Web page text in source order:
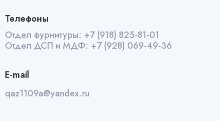
Телефоны
Отдел фурнитуры: +7 (918) 825-81-01
Отдел ДСП и МДФ: +7 (928) 069-49-36
E-mail
qaz1109a@yandex.ru